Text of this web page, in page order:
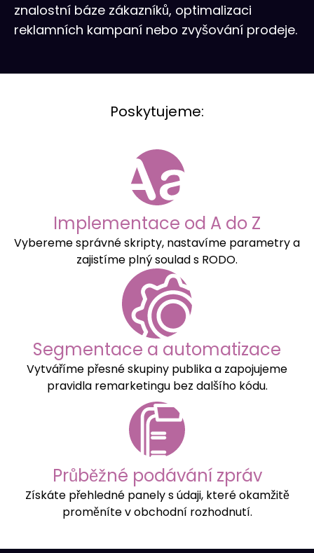
znalostní báze zákazníků, optimalizaci
reklamních kampaní nebo zvyšování prodeje.
Poskytujeme:
Implementace od A do Z
Vybereme správné skripty, nastavíme parametry a
zajistíme plný soulad s RODO.
Segmentace a automatizace
Vytváříme přesné skupiny publika a zapojujeme
pravidla remarketingu bez dalšího kódu.
Průběžné podávání zpráv
Získáte přehledné panely s údaji, které okamžitě
proměníte v obchodní rozhodnutí.